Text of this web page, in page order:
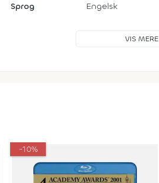
Sprog Engelsk
VIS MERE
-10%